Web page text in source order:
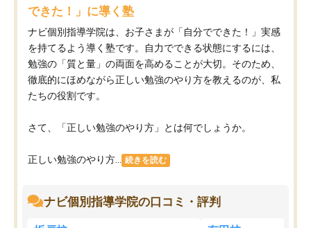
できた！」に導く塾
ナビ個別指導学院は、お子さまが「自分でできた！」実感
を持てるよう導く塾です。自力でできる状態にするには、
勉強の「質と量」の両面を高めることが大切。そのため、
徹底的にほめながら正しい勉強のやり方を教えるのが、私
たちの役割です。
さて、「正しい勉強のやり方」とは何でしょうか。
正しい勉強のやり方... 続きを読む
ナビ個別指導学院の口コミ・評判